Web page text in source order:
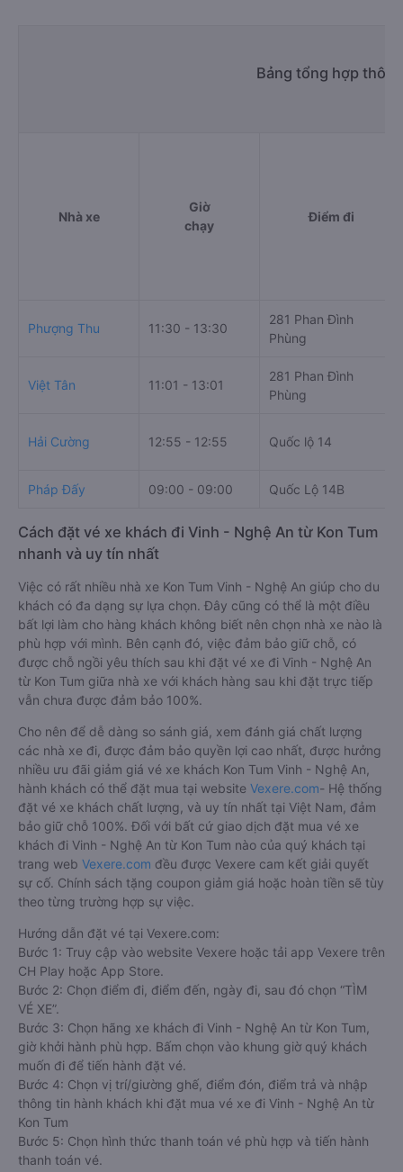
Bảng tổng hợp
Nhà xe
Giờ
chạy
Điểm đi
Phượng Thu 11:30 - 13:30
281 Phan Đình
Phùng
Việt Tân 11:01 - 13:01
281 Phan Đình
Phùng
Hải Cường 12:55 - 12:55 Quốc lộ 14
Pháp Đấy 09:00 - 09:00 Quốc Lộ 14B
Cách đặt vé xe khách đi Vinh - Nghệ An từ Kon Tum
nhanh và uy tín nhất
Việc có rất nhiều nhà xe Kon Tum Vinh - Nghệ An giúp cho du
khách có đa dạng sự lựa chọn. Đây cũng có thể là một điều
bất lợi làm cho hàng khách không biết nên chọn nhà xe nào là
phù hợp với mình. Bên cạnh đó, việc đảm bảo giữ chỗ, có
được chỗ ngồi yêu thích sau khi đặt vé xe đi Vinh - Nghệ An
từ Kon Tum giữa nhà xe với khách hàng sau khi đặt trực tiếp
vẫn chưa được đảm bảo 100%.
Cho nên để dễ dàng so sánh giá, xem đánh giá chất lượng
các nhà xe đi, được đảm bảo quyền lợi cao nhất, được hưởng
nhiều ưu đãi giảm giá vé xe khách Kon Tum Vinh - Nghệ An,
hành khách có thể đặt mua tại website Vexere.com- Hệ thống
đặt vé xe khách chất lượng, và uy tín nhất tại Việt Nam, đảm
bảo giữ chỗ 100%. Đối với bất cứ giao dịch đặt mua vé xe
khách đi Vinh - Nghệ An từ Kon Tum nào của quý khách tại
trang web Vexere.com đều được Vexere cam kết giải quyết
sự cố. Chính sách tặng coupon giảm giá hoặc hoàn tiền sẽ tùy
theo từng trường hợp sự việc.
Hướng dẫn đặt vé tại Vexere.com:
Bước 1: Truy cập vào website Vexere hoặc tải app Vexere trên
CH Play hoặc App Store.
Bước 2: Chọn điểm đi, điểm đến, ngày đi, sau đó chọn “TÌM
VÉ XE”.
Bước 3: Chọn hãng xe khách đi Vinh - Nghệ An từ Kon Tum,
giờ khởi hành phù hợp. Bấm chọn vào khung giờ quý khách
muốn đi để tiến hành đặt vé.
Bước 4: Chọn vị trí/giường ghế, điểm đón, điểm trả và nhập
thông tin hành khách khi đặt mua vé xe đi Vinh - Nghệ An từ
Kon Tum
Bước 5: Chọn hình thức thanh toán vé phù hợp và tiến hành
thanh toán vé.